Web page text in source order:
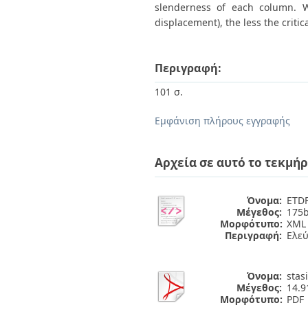
slenderness of each
displacement), the less the
Περιγραφή:
101 σ.
Εμφάνιση πλήρους εγγραφής
Αρχεία σε αυτό το
Όνομα:
Μέγεθος:
Μορφότυπο: XML
Περιγραφή:
Όνομα:
Μέγεθος:
Μορφότυπο: PDF